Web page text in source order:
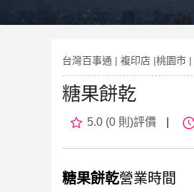
台灣百事通 | 複印店 |桃園市 |
糖果餅乾
5.0 (0 則)評價
糖果餅乾營業時間